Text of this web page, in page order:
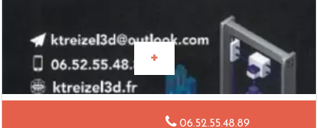
06.52.55.48.89